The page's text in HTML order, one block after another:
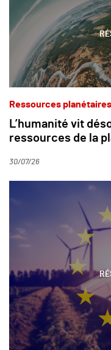
Ressources planétaires
L’humanité vit
ressources de la
30/07/26